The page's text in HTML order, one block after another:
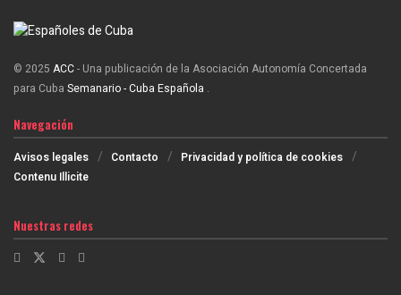
© 2025 ACC- Una publicación de la Asociación Autonomía Concertada
para Cuba Semanario - Cuba Española .
Navegación
Avisos legales Contacto
Privacidad y política de cookies
Contenu Illicite
Nuestras redes